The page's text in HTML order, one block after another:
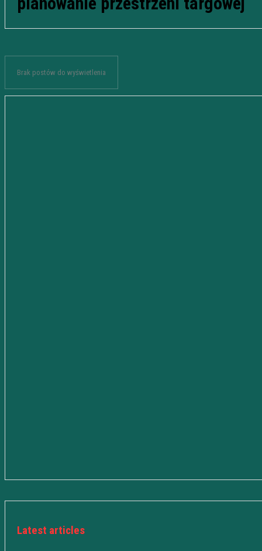
Brak postów do wyświetlenia
Latest articles